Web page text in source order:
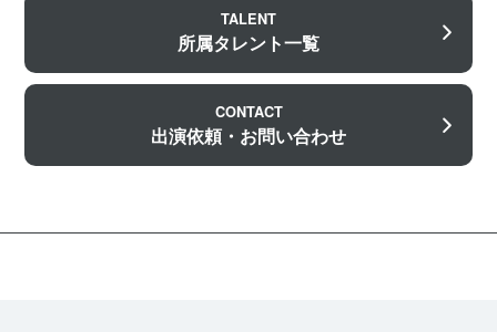
TALENT
所属タレント一覧
CONTACT
出演依頼・お問い合わせ